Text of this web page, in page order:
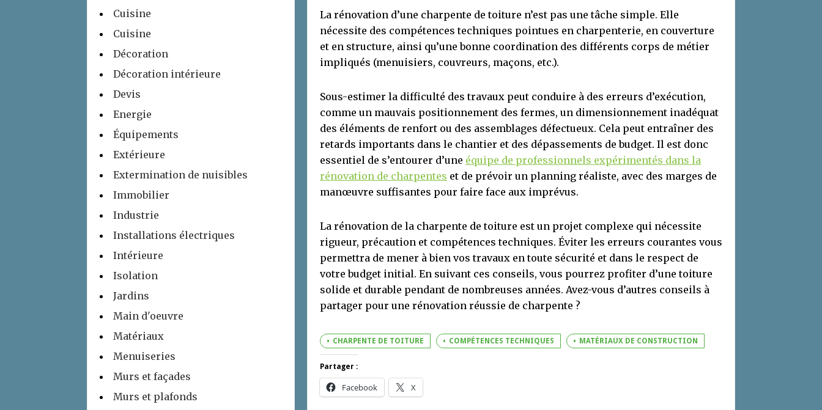
La rénovation d’une charpente de toiture n’est pas une tâche simple. Elle
nécessite des compétences techniques pointues en charpenterie, en couverture
et en structure, ainsi qu’une bonne coordination des différents corps de métier
impliqués (menuisiers, couvreurs, maçons, etc.).
Sous-estimer la difficulté des travaux peut conduire à des erreurs d’exécution,
comme un mauvais positionnement des fermes, un dimensionnement inadéquat
des éléments de renfort ou des assemblages défectueux. Cela peut entraîner des
retards importants dans le chantier et des dépassements de budget. Il est donc
essentiel de s’entourer d’une équipe de professionnels expérimentés dans la
rénovation de charpentes et de prévoir un planning réaliste, avec des marges de
manœuvre suffisantes pour faire face aux imprévus.
La rénovation de la charpente de toiture est un projet complexe qui nécessite
rigueur, précaution et compétences techniques. Éviter les erreurs courantes vous
permettra de mener à bien vos travaux en toute sécurité et dans le respect de
votre budget initial. En suivant ces conseils, vous pourrez profiter d’une toiture
solide et durable pendant de nombreuses années. Avez-vous d’autres conseils à
partager pour une rénovation réussie de charpente ?
CHARPENTE DE TOITURE COMPÉTENCES TECHNIQUES MATÉRIAUX DE CONSTRUCTION
Partager :
Facebook X
Cuisine
Cuisine
Décoration
Décoration intérieure
Devis
Energie
Équipements
Extérieure
Extermination de nuisibles
Immobilier
Industrie
Installations électriques
Intérieure
Isolation
Jardins
Main d'oeuvre
Matériaux
Menuiseries
Murs et façades
Murs et plafonds